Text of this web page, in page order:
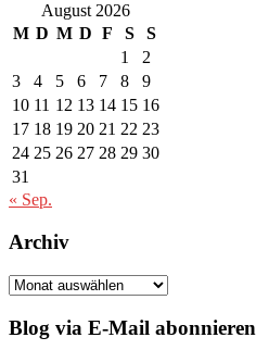
August 2026
M D M D F S
S
1
2
3
4 5 6 7 8
9
10 11 12 13 14 15 16
17 18 19 20 21 22 23
24 25 26 27 28 29 30
31
« Sep.
Archiv
Archiv
Blog via E-Mail abonnieren